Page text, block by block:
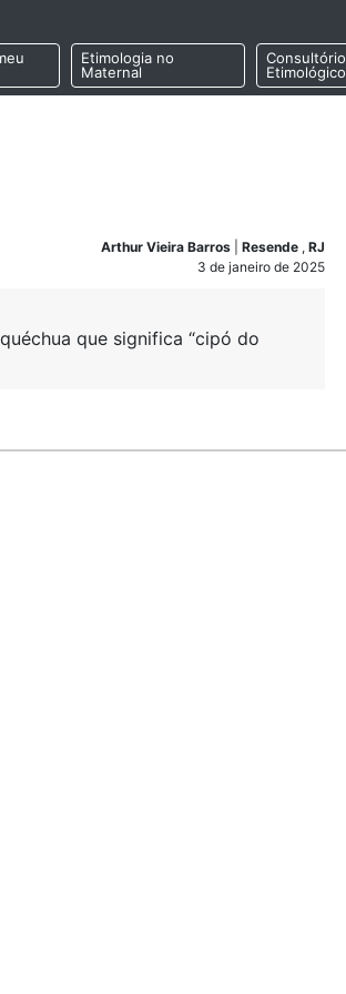
Etimologia no
Maternal
Consultório
Etimológico
Arthur Vieira Barros Resende , RJ
3 de janeiro de 2025
que significa “cipó do